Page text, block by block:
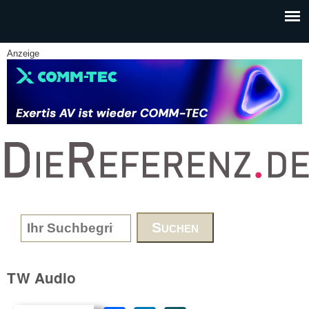
Anzeige
www.DieReferenz.de
Search form
TW Audio